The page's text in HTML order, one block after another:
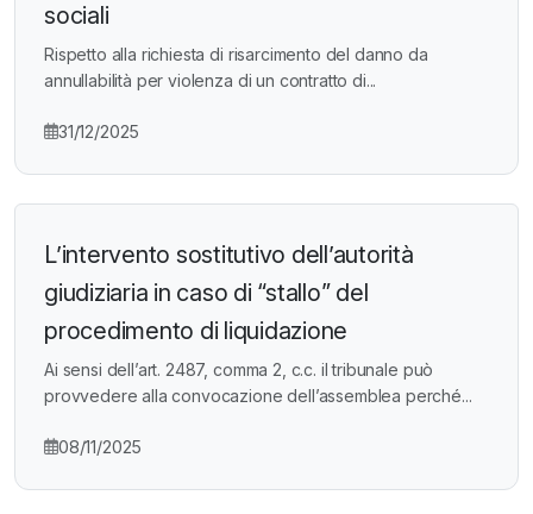
sociali
Rispetto alla richiesta di risarcimento del danno da
annullabilità per violenza di un contratto di...
31/12/2025
L’intervento sostitutivo dell’autorità
giudiziaria in caso di “stallo” del
procedimento di liquidazione
Ai sensi dell’art. 2487, comma 2, c.c. il tribunale può
provvedere alla convocazione dell’assemblea perché...
08/11/2025